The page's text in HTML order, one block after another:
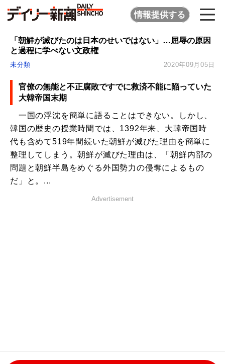
情報提供する
「朝鮮が滅びたのは日本のせいではない」…屈辱の原因
と過程に学べない文政権
未分類 2020年09月05日
官僚の無能と不正腐敗ですでに救済不能に陥っていた
大韓帝国末期
一国の浮沈を簡単に語ることはできない。しかし、
韓国の歴史の授業時間では、1392年来、大韓帝国時
代も含めて519年間続いた朝鮮が滅びた理由を簡単に
整理してしまう。朝鮮が滅びた理由は、「朝鮮内部の
問題と朝鮮半島をめぐる外国勢力の侵奪によるもの
だ」と。...
Advertisement